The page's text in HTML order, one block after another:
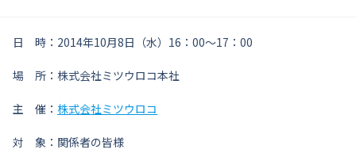
日 時：2014年10月8日（水）16：00～17：00
場 所：株式会社ミツウロコ本社
主 催： 株式会社ミツウロコ
対 象：関係者の皆様